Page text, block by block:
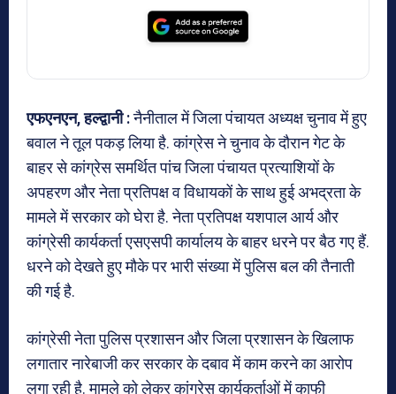
एफएनएन, हल्द्वानी :नैनीताल में जिला पंचायत अध्यक्ष चुनाव में हुए
बवाल ने तूल पकड़ लिया है. कांग्रेस ने चुनाव के दौरान गेट के
बाहर से कांग्रेस समर्थित पांच जिला पंचायत प्रत्याशियों के
अपहरण और नेता प्रतिपक्ष व विधायकों के साथ हुई अभद्रता के
मामले में सरकार को घेरा है. नेता प्रतिपक्ष यशपाल आर्य और
कांग्रेसी कार्यकर्ता एसएसपी कार्यालय के बाहर धरने पर बैठ गए हैं.
धरने को देखते हुए मौके पर भारी संख्या में पुलिस बल की तैनाती
की गई है.
कांग्रेसी नेता पुलिस प्रशासन और जिला प्रशासन के खिलाफ
लगातार नारेबाजी कर सरकार के दबाव में काम करने का आरोप
लगा रही है. मामले को लेकर कांग्रेस कार्यकर्ताओं में काफी